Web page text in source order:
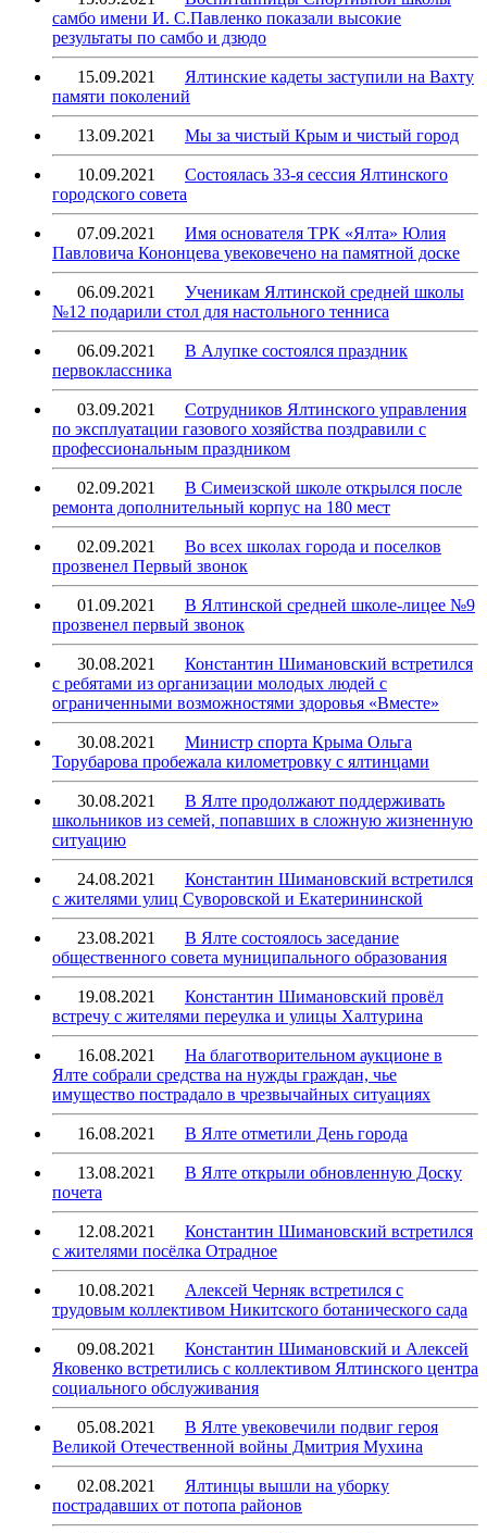
самбо имени И. С.Павленко показали высокие
результаты по самбо и дзюдо
15.09.2021
Ялтинские кадеты заступили на Вахту
памяти поколений
13.09.2021 Мы за чистый Крым и чистый город
10.09.2021
Состоялась 33-я сессия Ялтинского
городского совета
07.09.2021
Имя основателя ТРК «Ялта» Юлия
Павловича Кононцева увековечено на памятной доске
06.09.2021
Ученикам Ялтинской средней школы
№12 подарили стол для настольного тенниса
06.09.2021
В Алупке состоялся праздник
первоклассника
03.09.2021
Сотрудников Ялтинского управления
по эксплуатации газового хозяйства поздравили с
профессиональным праздником
02.09.2021
В Симеизской школе открылся после
ремонта дополнительный корпус на 180 мест
02.09.2021
Во всех школах города и поселков
прозвенел Первый звонок
01.09.2021
В Ялтинской средней школе-лицее №9
прозвенел первый звонок
30.08.2021
Константин Шимановский встретился
с ребятами из организации молодых людей с
ограниченными возможностями здоровья «Вместе»
30.08.2021
Министр спорта Крыма Ольга
Торубарова пробежала километровку с ялтинцами
30.08.2021
В Ялте продолжают поддерживать
школьников из семей, попавших в сложную жизненную
ситуацию
24.08.2021
Константин Шимановский встретился
с жителями улиц Суворовской и Екатерининской
23.08.2021
В Ялте состоялось заседание
общественного совета муниципального образования
19.08.2021
Константин Шимановский провёл
встречу с жителями переулка и улицы Халтурина
16.08.2021
На благотворительном аукционе в
Ялте собрали средства на нужды граждан, чье
имущество пострадало в чрезвычайных ситуациях
16.08.2021 В Ялте отметили День города
13.08.2021
В Ялте открыли обновленную Доску
почета
12.08.2021
Константин Шимановский встретился
с жителями посёлка Отрадное
10.08.2021
Алексей Черняк встретился с
трудовым коллективом Никитского ботанического сада
09.08.2021
Константин Шимановский и Алексей
Яковенко встретились с коллективом Ялтинского центра
социального обслуживания
05.08.2021
В Ялте увековечили подвиг героя
Великой Отечественной войны Дмитрия Мухина
02.08.2021
Ялтинцы вышли на уборку
пострадавших от потопа районов